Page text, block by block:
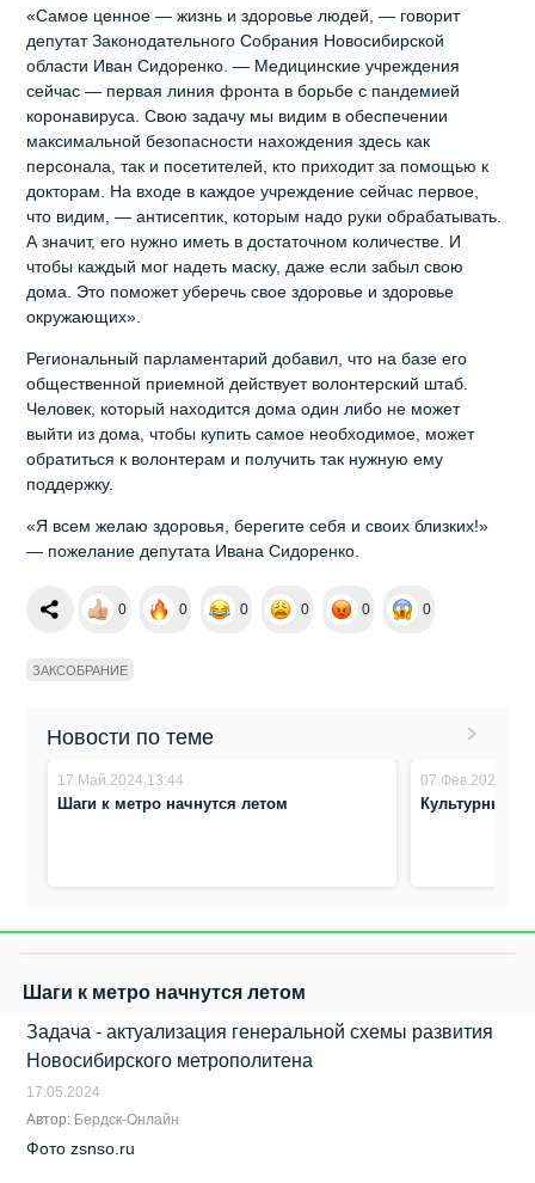
«Самое ценное — жизнь и здоровье людей, — говорит
депутат Законодательного Собрания Новосибирской
области Иван Сидоренко. — Медицинские учреждения
сейчас — первая линия фронта в борьбе с пандемией
коронавируса. Свою задачу мы видим в обеспечении
максимальной безопасности нахождения здесь как
персонала, так и посетителей, кто приходит за помощью к
докторам. На входе в каждое учреждение сейчас первое,
что видим, — антисептик, которым надо руки обрабатывать.
А значит, его нужно иметь в достаточном количестве. И
чтобы каждый мог надеть маску, даже если забыл свою
дома. Это поможет уберечь свое здоровье и здоровье
окружающих».
Региональный парламентарий добавил, что на базе его
общественной приемной действует волонтерский штаб.
Человек, который находится дома один либо не может
выйти из дома, чтобы купить самое необходимое, может
обратиться к волонтерам и получить так нужную ему
поддержку.
«Я всем желаю здоровья, берегите себя и своих близких!»
— пожелание депутата Ивана Сидоренко.
0 0 0 0 0 0
ЗАКСОБРАНИЕ
Новости по теме
17.Май.2024 13:44
Шаги к метро начнутся летом
07.Фев.2024
Культурный
Шаги к метро начнутся летом
Задача - актуализация генеральной схемы развития
Новосибирского метрополитена
17.05.2024
Автор: Бердск-Онлайн
Фото zsnso.ru